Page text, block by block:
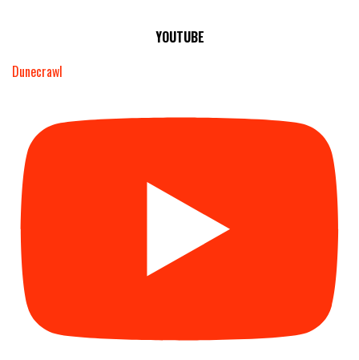
YOUTUBE
Dunecrawl